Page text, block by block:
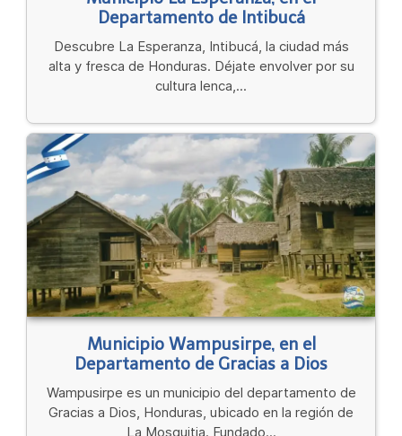
Departamento de Intibucá
Descubre La Esperanza, Intibucá, la ciudad más
alta y fresca de Honduras. Déjate envolver por su
cultura lenca,...
Municipio Wampusirpe, en el
Departamento de Gracias a Dios
Wampusirpe es un municipio del departamento de
Gracias a Dios, Honduras, ubicado en la región de
La Mosquitia. Fundado...